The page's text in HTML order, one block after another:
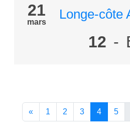
21
mars
Longe-côte
12 -
« 1 2 3 4 5